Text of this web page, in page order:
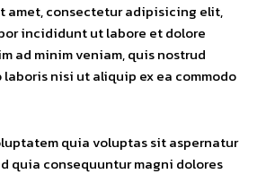
amet, consectetur adipisicing elit,
incididunt ut labore et dolore
ad minim veniam, quis nostrud
nisi ut aliquip ex ea commodo
quia voluptas sit aspernatur
quia consequuntur magni dolores